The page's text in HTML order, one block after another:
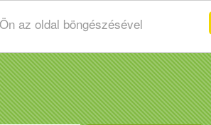
az oldal böngészésével